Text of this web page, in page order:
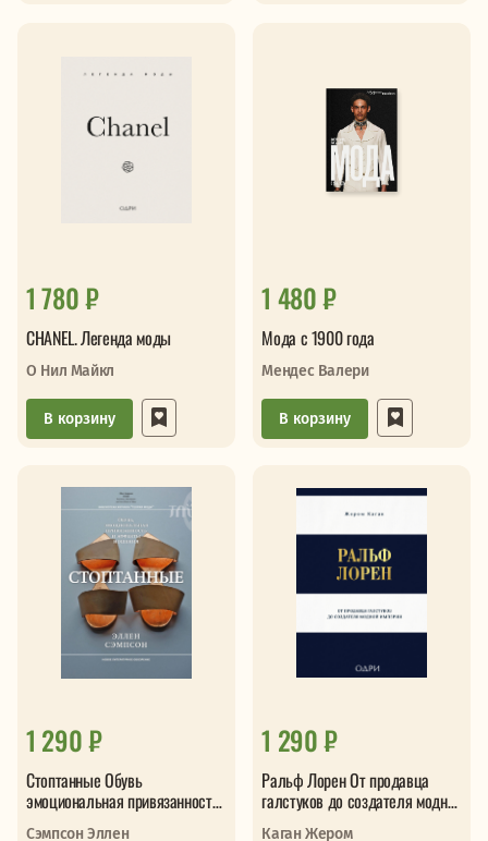
1 780 ₽
CHANEL. Легенда моды
О Нил Майкл
В корзину
1 480 ₽
Мода с 1900 года
Мендес Валери
В корзину
1 290 ₽
Стоптанные Обувь
эмоциональная привязанность
и аффекты ношения
Сэмпсон Эллен
1 290 ₽
Ральф Лорен От продавца
галстуков до создателя модной
империи
Каган Жером